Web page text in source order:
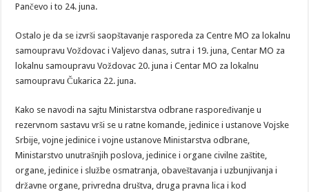
Pančevo i to 24. juna.
Ostalo je da se izvrši saopštavanje rasporeda za Centre MO za lokalnu
samoupravu Voždovac i Valjevo danas, sutra i 19. juna, Centar MO za
lokalnu samoupravu Voždovac 20. juna i Centar MO za lokalnu
samoupravu Čukarica 22. juna.
Kako se navodi na sajtu Ministarstva odbrane raspoređivanje u
rezervnom sastavu vrši se u ratne komande, jedinice i ustanove Vojske
Srbije, vojne jedinice i vojne ustanove Ministarstva odbrane,
Ministarstvo unutrašnjih poslova, jedinice i organe civilne zaštite,
organe, jedinice i službe osmatranja, obaveštavanja i uzbunjivanja i
državne organe, privredna društva, druga pravna lica i kod